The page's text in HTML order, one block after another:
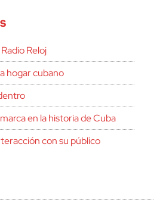
Reloj
hogar cubano
en la historia de Cuba
con su público